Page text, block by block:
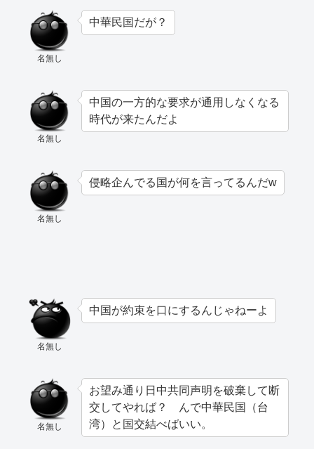
名無し
中華民国だが？
名無し
中国の一方的な要求が通用しなくなる
時代が来たんだよ
名無し
侵略企んでる国が何を言ってるんだw
名無し
中国が約束を口にするんじゃねーよ
名無し
お望み通り日中共同声明を破棄して断
交してやれば？ んで中華民国（台
湾）と国交結べばいい。